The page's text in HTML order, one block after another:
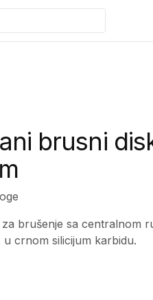
brusni
brušenje sa centralnom
crnom silicijum karbidu.